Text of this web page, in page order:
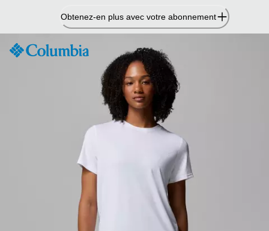
contenu
Obtenez-en plus avec votre abonnement